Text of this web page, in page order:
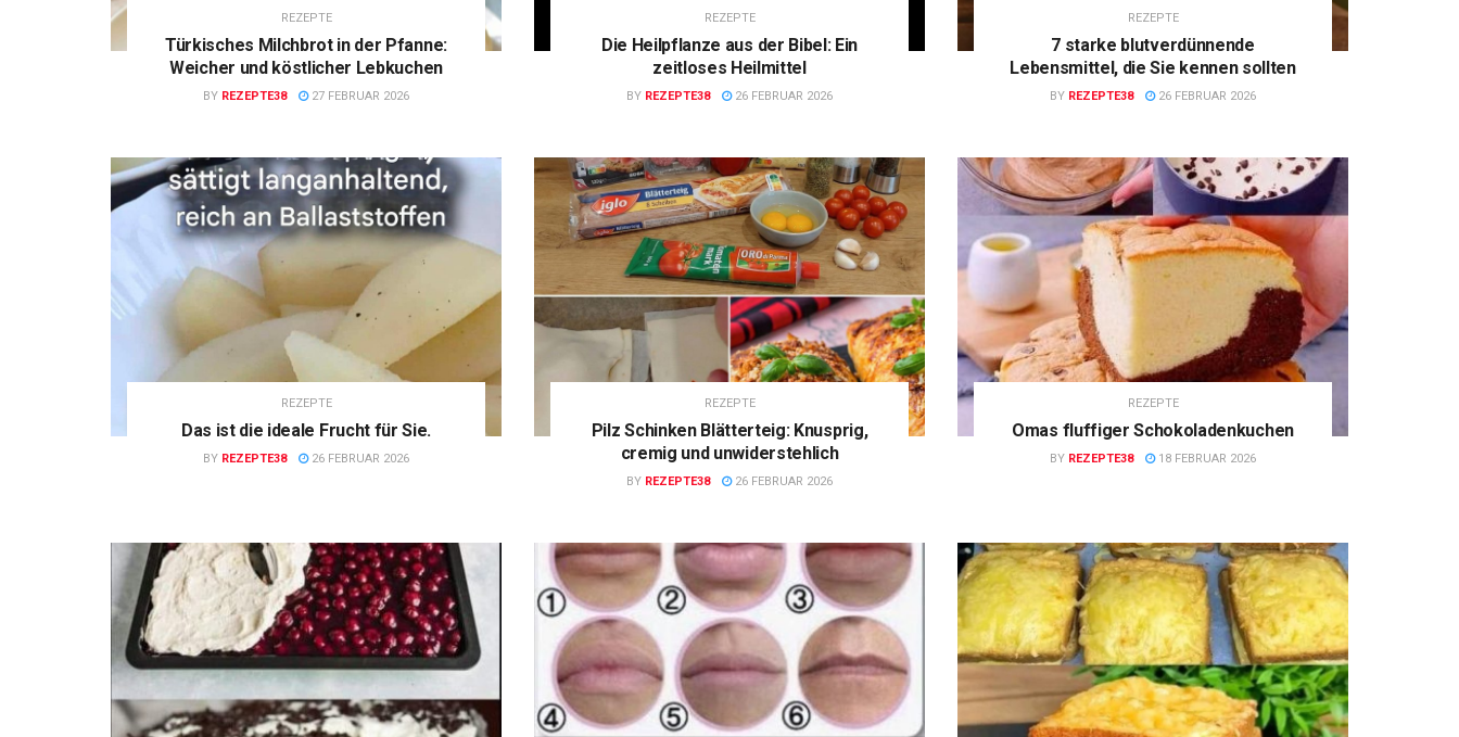
REZEPTE
Türkisches Milchbrot in der Pfanne:
Weicher und köstlicher Lebkuchen
BY REZEPTE38 27 FEBRUAR 2026
REZEPTE
Die Heilpflanze aus der Bibel: Ein
zeitloses Heilmittel
BY REZEPTE38 26 FEBRUAR 2026
REZEPTE
7 starke blutverdünnende
Lebensmittel, die Sie kennen sollten
BY REZEPTE38 26 FEBRUAR 2026
REZEPTE
Das ist die ideale Frucht für Sie.
BY REZEPTE38 26 FEBRUAR 2026
REZEPTE
Pilz Schinken Blätterteig: Knusprig,
cremig und unwiderstehlich
BY REZEPTE38 26 FEBRUAR 2026
REZEPTE
Omas fluffiger Schokoladenkuchen
BY REZEPTE38 18 FEBRUAR 2026